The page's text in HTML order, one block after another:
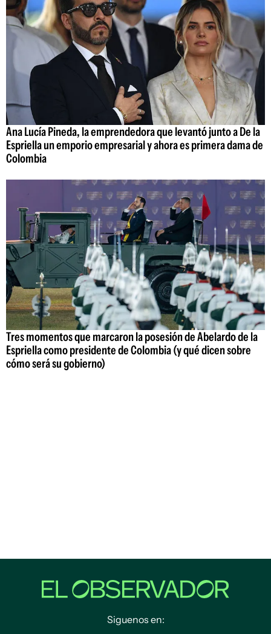
Ana Lucía Pineda, la emprendedora que levantó junto a De la
Espriella un emporio empresarial y ahora es primera dama de
Colombia
Tres momentos que marcaron la posesión de Abelardo de la
Espriella como presidente de Colombia (y qué dicen sobre
cómo será su gobierno)
Siguenos en: